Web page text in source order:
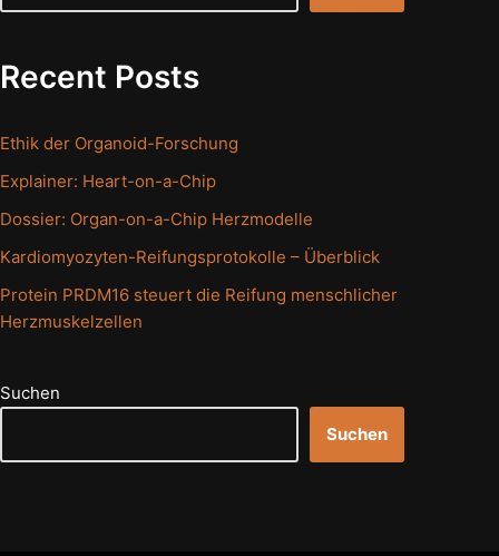
Recent Posts
Ethik der Organoid-Forschung
Explainer: Heart-on-a-Chip
Dossier: Organ-on-a-Chip Herzmodelle
Kardiomyozyten-Reifungsprotokolle – Überblick
Protein PRDM16 steuert die Reifung menschlicher
Herzmuskelzellen
Suchen
Suchen